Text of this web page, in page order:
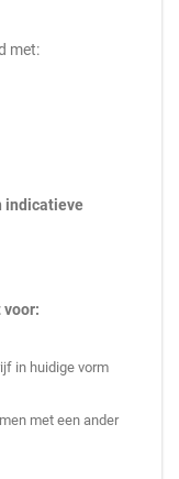
met:
indicatieve
voor:
in huidige vorm
met een ander